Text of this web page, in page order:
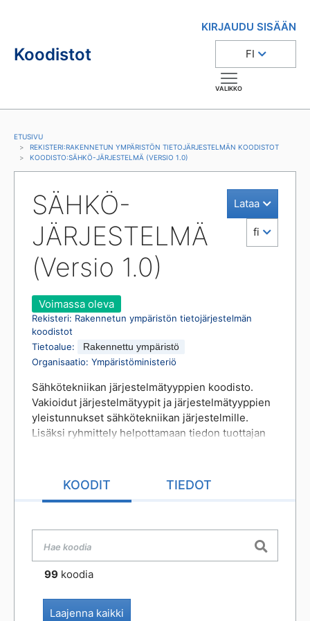
Koodistot
KIRJAUDU SISÄÄN
FI
VALIKKO
ETUSIVU
REKISTERI:RAKENNETUN YMPÄRISTÖN TIETOJÄRJESTELMÄN KOODISTOT
KOODISTO:SÄHKÖ-JÄRJESTELMÄ (VERSIO 1.0)
SÄHKÖ-
JÄRJESTELMÄ
(Versio 1.0)
Lataa
fi
Voimassa oleva
Rekisteri: Rakennetun ympäristön tietojärjestelmän
koodistot
Tietoalue: Rakennettu ympäristö
Organisaatio: Ympäristöministeriö
Sähkötekniikan järjestelmätyyppien koodisto.
Vakioidut järjestelmätyypit ja järjestelmätyyppien
yleistunnukset sähkötekniikan järjestelmille.
Lisäksi ryhmittely helpottamaan tiedon tuottajan
järjestelmäkokonaisuuksien skaalautuvan
koneellisen tunnistettavuuden. Koneelliset
luokitusjärjestelmä. Ryhmittelyä varten
koodistossa on mukana järjestelmälaji ja
työtä, mutta ne eivät sellaisinaan ole sallittuja
arvoja varsinaisille järjestelmille. Kaikille
KOODIT TIEDOT
99 koodia
Laajenna kaikki